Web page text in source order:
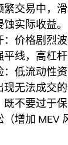
交易中，
实际收益。
价格剧烈
线，高杠杆
低流动性资
无法成交的
既不要过于
增加 MEV